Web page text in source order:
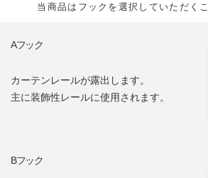
当商品はフックを選択していただく
Aフック
カーテンレールが露出します。
主に装飾性レールに使用されます。
Bフック